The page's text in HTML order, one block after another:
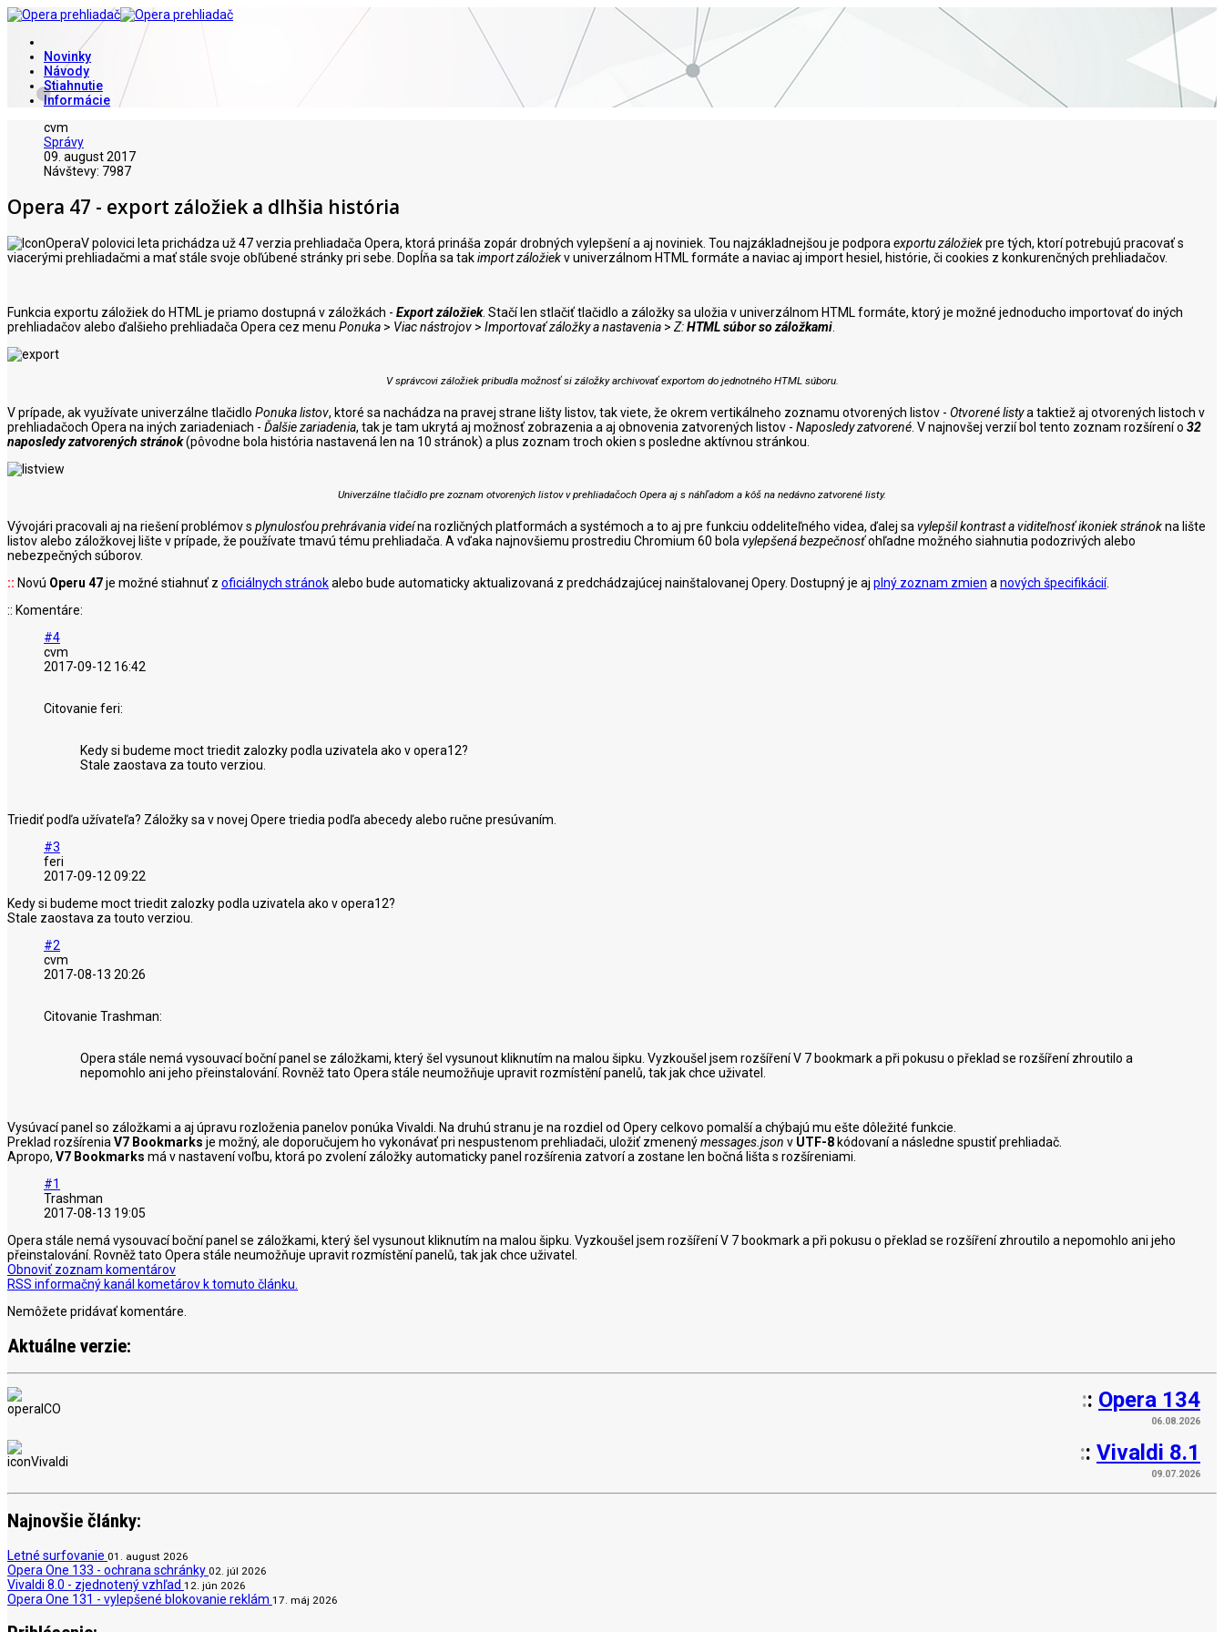
Novinky
Návody
Stiahnutie
Informácie
cvm
Správy
09. august 2017
Návštevy: 7987
Opera 47 - export záložiek a dlhšia história
V polovici leta prichádza už 47 verzia prehliadača Opera, ktorá prináša zopár drobných vylepšení a aj noviniek. Tou najzákladnejšou je podpora exportu záložiekpre tých, ktorí potrebujú pracovať s
viacerými prehliadačmi a mať stále svoje obľúbené stránky pri sebe. Dopĺňa sa takimport záložiekv univerzálnom HTML formáte a naviac aj import hesiel, histórie, či cookies z konkurenčných prehliadačov.
Funkcia exportu záložiek do HTML je priamo dostupná v záložkách - Export záložiek. Stačí len stlačiť tlačidlo a záložky sa uložia v univerzálnom HTML formáte, ktorý je možné jednoducho importovať do iných
prehliadačov alebo ďalšieho prehliadača Opera cez menu Ponuka > Viac nástrojov > Importovať záložky a nastavenia > Z:HTML súbor so záložkami
V správcovi záložiek pribudla možnosť si záložky archivovať exportom do jednotného HTML súboru.
V prípade, ak využívate univerzálne tlačidlo Ponuka listov, ktoré sa nachádza na pravej strane lišty listov, tak viete, že okrem vertikálneho zoznamu otvorených listov - Otvorené listya taktiež aj otvorených listoch v
prehliadačoch Opera na iných zariadeniach - Ďalšie zariadenia, tak je tam ukrytá aj možnosť zobrazenia a aj obnovenia zatvorených listov - Naposledy zatvorené . V najnovšej verzií bol tento zoznam rozšírení o 32
naposledy zatvorených stránok(pôvodne bola história nastavená len na 10 stránok) a plus zoznam troch okien s posledne aktívnou stránkou.
Univerzálne tlačidlo pre zoznam otvorených listov v prehliadačoch Opera aj s náhľadom a kôš na nedávno zatvorené listy.
Vývojári pracovali aj na riešení problémov s plynulosťou prehrávaniavideína rozličných platformách a systémoch a to aj pre funkciu oddeliteľného videa, ďalej sa vylepšil kontrast a viditeľnosť ikoniek stránokna lište
listov alebo záložkovej lište v prípade, že používate tmavú tému prehliadača. A vďaka najnovšiemu prostrediu Chromium 60 bola vylepšená bezpečnosťohľadne možného siahnutia podozrivých alebo
nebezpečných súborov.
:: Novú Operu 47je možné stiahnuť z oficiálnych stránokalebo bude automaticky aktualizovaná z predchádzajúcej nainštalovanej Opery. Dostupný je aj plný zoznam zmien a nových špecifikácií.
:: Komentáre:
#4
cvm
2017-09-12 16:42
Citovanie feri:
Kedy si budeme moct triedit zalozky podla uzivatela ako v opera12?
Stale zaostava za touto verziou.
Triediť podľa užívateľa? Záložky sa v novej Opere triedia podľa abecedy alebo ručne presúvaním.
#3
feri
2017-09-12 09:22
Kedy si budeme moct triedit zalozky podla uzivatela ako v opera12?
Stale zaostava za touto verziou.
#2
cvm
2017-08-13 20:26
Citovanie Trashman:
Opera stále nemá vysouvací boční panel se záložkami, který šel vysunout kliknutím na malou šipku. Vyzkoušel jsem rozšíření V 7 bookmark a při pokusu o překlad se rozšíření zhroutilo a
nepomohlo ani jeho přeinstalování. Rovněž tato Opera stále neumožňuje upravit rozmístění panelů, tak jak chce uživatel.
Vysúvací panel so záložkami a aj úpravu rozloženia panelov ponúka Vivaldi. Na druhú stranu je na rozdiel od Opery celkovo pomalší a chýbajú mu ešte dôležité funkcie.
Preklad rozšírenia V7 Bookmarks je možný, ale doporučujem ho vykonávať pri nespustenom prehliadači, uložiť zmenenýmessages.json v UTF-8 kódovaní a následne spustiť prehliadač.
Apropo, V7 Bookmarks má v nastavení voľbu, ktorá po zvolení záložky automaticky panel rozšírenia zatvorí a zostane len bočná lišta s rozšíreniami.
#1
Trashman
2017-08-13 19:05
Opera stále nemá vysouvací boční panel se záložkami, který šel vysunout kliknutím na malou šipku. Vyzkoušel jsem rozšíření V 7 bookmark a při pokusu o překlad se rozšíření zhroutilo a nepomohlo ani jeho
přeinstalování. Rovněž tato Opera stále neumožňuje upravit rozmístění panelů, tak jak chce uživatel.
Obnoviť zoznam komentárov
RSS informačný kanál kometárov k tomuto článku.
Nemôžete pridávať komentáre.
Aktuálne verzie:
:: Opera 134
06.08.2026
:: Vivaldi 8.1
09.07.2026
Najnovšie články:
Letné surfovanie 01. august 2026
Opera One 133 - ochrana schránky 02. júl 2026
Vivaldi 8.0 - zjednotený vzhľad 12. jún 2026
Opera One 131 - vylepšené blokovanie reklám 17. máj 2026